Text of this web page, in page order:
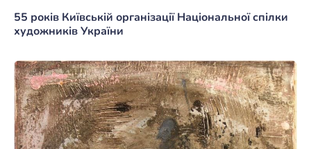
55 років Київській організації Національної спілки
художників України